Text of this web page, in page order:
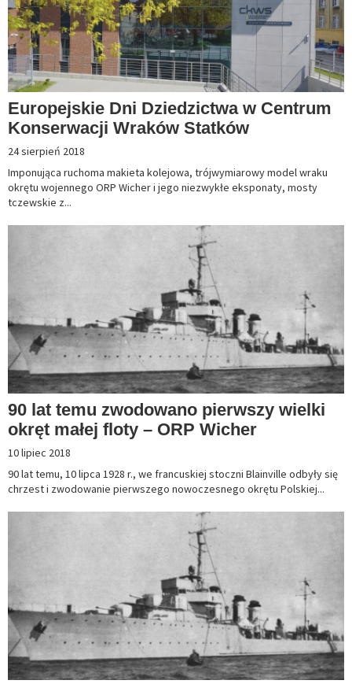
Europejskie Dni Dziedzictwa w Centrum
Konserwacji Wraków Statków
24 sierpień 2018
Imponująca ruchoma makieta kolejowa, trójwymiarowy model wraku
okrętu wojennego ORP Wicher i jego niezwykłe eksponaty, mosty
tczewskie z...
90 lat temu zwodowano pierwszy wielki
okręt małej floty – ORP Wicher
10 lipiec 2018
90 lat temu, 10 lipca 1928 r., we francuskiej stoczni Blainville odbyły się
chrzest i zwodowanie pierwszego nowoczesnego okrętu Polskiej...